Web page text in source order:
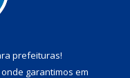
prefeituras!
garantimos em